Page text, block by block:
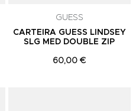
GUESS
CARTEIRA GUESS LINDSEY
SLG MED DOUBLE ZIP
60,00 €